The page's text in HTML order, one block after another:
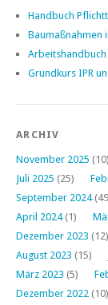
Handbuch
Baumaßnahmen
Grundkurs IPR
ARCHIV
November 2025 (10)
Juli 2025 (25)
September 2024
April 2024(1)
Dezember 2023 (12)
August 2023 (15)
März 2023 (5)
Dezember 2022 (10)